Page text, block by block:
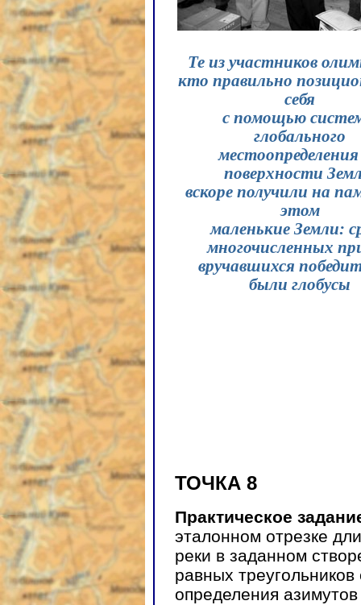
Те из участников
кто правильно
себя
с помощью
глобального
поверхности
вскоре получили на
этом
маленькие Земли:
многочисленных
вручавшихся
были глобусы
ТОЧКА 8
Практическое
эталонном отрезке
реки в заданном
равных
определения